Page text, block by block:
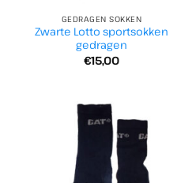
GEDRAGEN SOKKEN
Zwarte Lotto sportsokken
gedragen
€15,00